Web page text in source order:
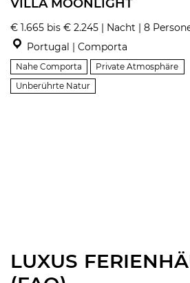
VILLA MOONLIGHT
€ 1.665 bis € 2.245 | Nacht | 8
Portugal | Comporta
Nahe Comporta
Private Atmosphäre
Unberührte Natur
LUXUS